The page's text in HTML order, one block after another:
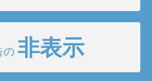
非表示